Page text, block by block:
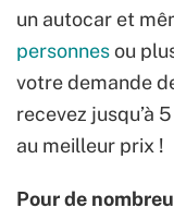
un autocar et
personnesou
votre demande
recevez jusqu’à
au meilleur prix !
Pour de